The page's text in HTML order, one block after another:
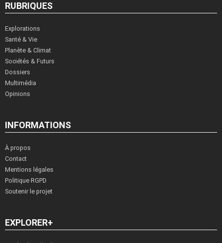
RUBRIQUES
Explorations
Santé & Vie
Planète & Climat
Sociétés & Futurs
Dossiers
Multimédia
Opinions
INFORMATIONS
À propos
Contact
Mentions légales
Politique RGPD
Soutenir le projet
EXPLORER+